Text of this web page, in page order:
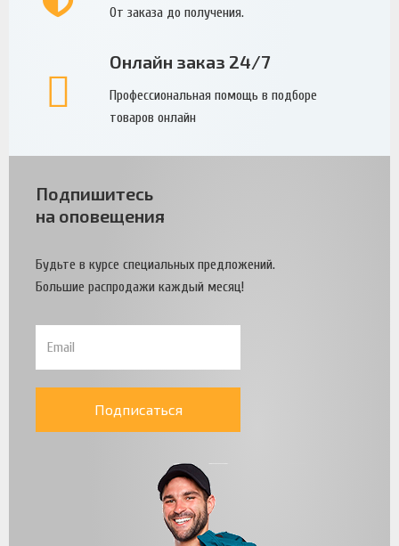
От заказа до получения.
Онлайн заказ 24/7
Профессиональная помощь в подборе
товаров онлайн
Подпишитесь
на оповещения
Будьте в курсе специальных предложений.
Большие распродажи каждый месяц!
Подписаться